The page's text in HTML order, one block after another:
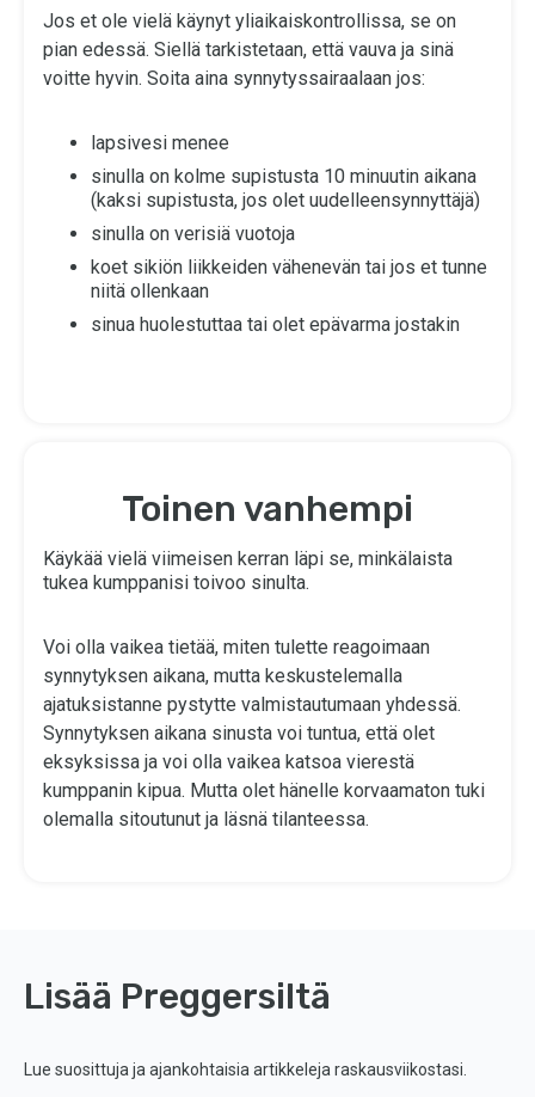
Jos et ole vielä käynyt yliaikaiskontrollissa, se on
pian edessä. Siellä tarkistetaan, että vauva ja sinä
voitte hyvin. Soita aina synnytyssairaalaan jos:
lapsivesi menee
sinulla on kolme supistusta 10 minuutin aikana
(kaksi supistusta, jos olet uudelleensynnyttäjä)
sinulla on verisiä vuotoja
koet sikiön liikkeiden vähenevän tai jos et tunne
niitä ollenkaan
sinua huolestuttaa tai olet epävarma jostakin
Toinen vanhempi
Käykää vielä viimeisen kerran läpi se, minkälaista
tukea kumppanisi toivoo sinulta.
Voi olla vaikea tietää, miten tulette reagoimaan
synnytyksen aikana, mutta keskustelemalla
ajatuksistanne pystytte valmistautumaan yhdessä.
Synnytyksen aikana sinusta voi tuntua, että olet
eksyksissa ja voi olla vaikea katsoa vierestä
kumppanin kipua. Mutta olet hänelle korvaamaton tuki
olemalla sitoutunut ja läsnä tilanteessa.
Lisää Preggersiltä
Lue suosittuja ja ajankohtaisia artikkeleja raskausviikostasi.